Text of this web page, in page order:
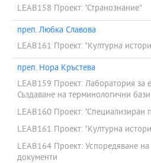
LEAB158 Проект: "Странознание"
преп. Любка Славова
LEAB161 Проект: "Културна
преп. Нора Кръстева
LEAB159 Проект: Лаборатория за
Създаване на терминологични
LEAB160 Проект: "Специализиран
LEAB161 Проект: "Културна
LEAB164 Проект: Успоредяване
документи